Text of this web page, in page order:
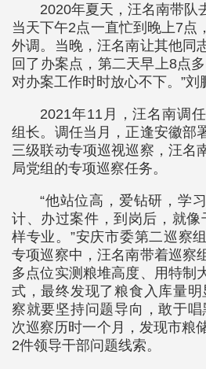
2020年夏天，汪名南带队
当天下午2点一直忙到晚上7点
外调。当晚，汪名南让其他同
回了办案点，第二天早上8点
对办案工作时时放心不下。”刘
2021年11月，汪名南调
组长。调任当月，正逢安徽部
三级联动专项巡视巡察，汪名
局党组的专项巡察任务。
“他站位高，爱钻研，学
计、办过案件，到岗后，就像
样专业。”安庆市委第二巡察
专项巡察中，汪名南带着巡察
多点位实测粮堆高度、用特制
式，最终发现了粮食入库量明
察就要坚持问题导向，敢于唱
次巡察历时一个月，发现市粮
2件领导干部问题线索。